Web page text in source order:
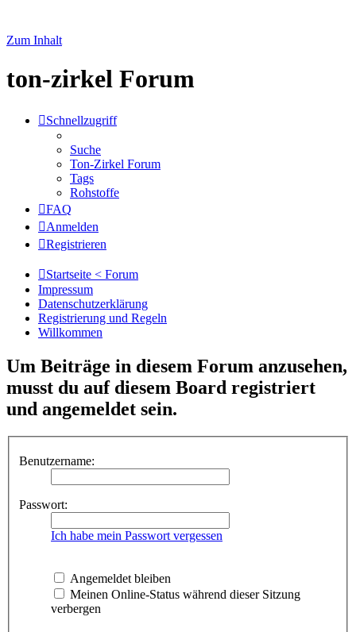
Zum Inhalt
ton-zirkel Forum
Schnellzugriff
Suche
Ton-Zirkel Forum
Tags
Rohstoffe
FAQ
Anmelden
Registrieren
Startseite < Forum
Impressum
Datenschutzerklärung
Registrierung und Regeln
Willkommen
Um Beiträge in diesem Forum anzusehen,
musst du auf diesem Board registriert
und angemeldet sein.
Benutzername:
Passwort:
Ich habe mein Passwort vergessen
Angemeldet bleiben
Meinen Online-Status während dieser Sitzung
verbergen